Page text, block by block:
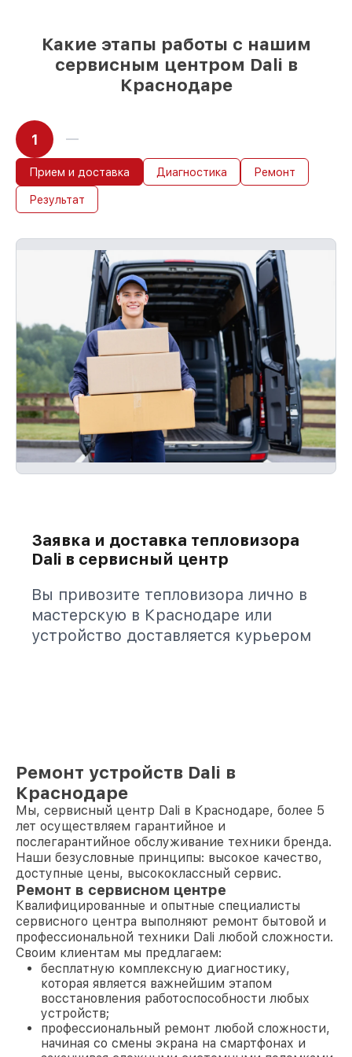
Какие этапы работы с нашим
сервисным центром Dali в
Краснодаре
1
Прием и доставка Диагностика Ремонт
Результат
Заявка и доставка тепловизора
Dali в сервисный центр
Вы привозите тепловизора лично в
мастерскую в Краснодаре или
устройство доставляется курьером
Ремонт устройств Dali в
Краснодаре
Мы, сервисный центр Dali в Краснодаре, более 5
лет осуществляем гарантийное и
послегарантийное обслуживание техники бренда.
Наши безусловные принципы: высокое качество,
доступные цены, высококлассный сервис.
Ремонт в сервисном центре
Квалифицированные и опытные специалисты
сервисного центра выполняют ремонт бытовой и
профессиональной техники Dali любой сложности.
Своим клиентам мы предлагаем:
бесплатную комплексную диагностику,
которая является важнейшим этапом
восстановления работоспособности любых
устройств;
профессиональный ремонт любой сложности,
начиная со смены экрана на смартфонах и